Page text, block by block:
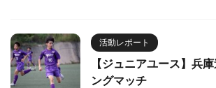
活動レポート
【ジュニアユース】兵
ングマッチ